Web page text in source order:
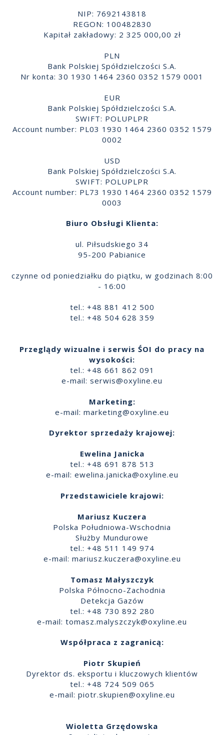
NIP: 7692143818
REGON: 100482830
Kapitał zakładowy: 2 325 000,00 zł
PLN
Bank Polskiej Spółdzielczości S.A.
Nr konta: 30 1930 1464 2360 0352 1579 0001
EUR
Bank Polskiej Spółdzielczości S.A.
SWIFT: POLUPLPR
Account number: PL03 1930 1464 2360 0352 1579
0002
USD
Bank Polskiej Spółdzielczości S.A.
SWIFT: POLUPLPR
Account number: PL73 1930 1464 2360 0352 1579
0003
Biuro Obsługi Klienta:
ul. Piłsudskiego 34
95-200 Pabianice
czynne od poniedziałku do piątku, w godzinach 8:00
- 16:00
tel.: +48 881 412 500
tel.: +48 504 628 359
Przeglądy wizualne i serwis ŚOI do pracy na
wysokości:
tel.: +48 661 862 091
e-mail: serwis@oxyline.eu
Marketing:
e-mail: marketing@oxyline.eu
Dyrektor sprzedaży krajowej:
Ewelina Janicka
tel.: +48 691 878 513
e-mail: ewelina.janicka@oxyline.eu
Przedstawiciele krajowi:
Mariusz Kuczera
Polska Południowa-Wschodnia
Służby Mundurowe
tel.: +48 511 149 974
e-mail: mariusz.kuczera@oxyline.eu
Tomasz Małyszczyk
Polska Północno-Zachodnia
Detekcja Gazów
tel.: +48 730 892 280
e-mail: tomasz.malyszczyk@oxyline.eu
Współpraca z zagranicą:
Piotr Skupień
Dyrektor ds. eksportu i kluczowych klientów
tel.: +48 724 509 065
e-mail: piotr.skupien@oxyline.eu
Wioletta Grzędowska